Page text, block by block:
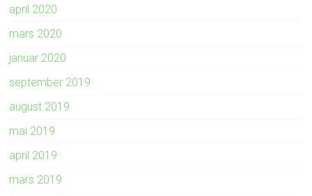
april 2020
mars 2020
januar 2020
september 2019
august 2019
mai 2019
april 2019
mars 2019